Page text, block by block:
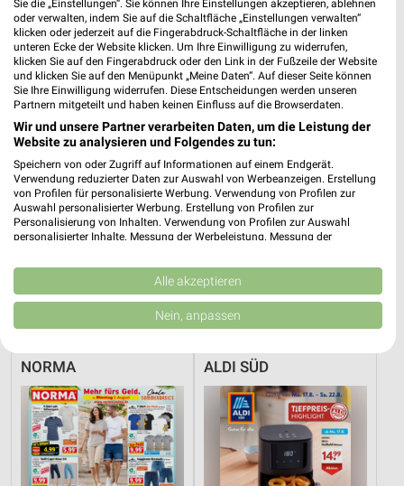
PENNY
3,8 km
Noch heute gültig
NORMA
Wochenend Spezial
Noch heute gültig
NORMA ALDI SÜD
Sie die „Einstellungen“. Sie können Ihre Einstellungen akzeptieren, ablehnen
oder verwalten, indem Sie auf die Schaltfläche „Einstellungen verwalten“
klicken oder jederzeit auf die Fingerabdruck-Schaltfläche in der linken
unteren Ecke der Website klicken. Um Ihre Einwilligung zu widerrufen,
klicken Sie auf den Fingerabdruck oder den Link in der Fußzeile der Website
und klicken Sie auf den Menüpunkt „Meine Daten“. Auf dieser Seite können
Sie Ihre Einwilligung widerrufen. Diese Entscheidungen werden unseren
Partnern mitgeteilt und haben keinen Einfluss auf die Browserdaten.
Wir und unsere Partner verarbeiten Daten, um die Leistung der
Website zu analysieren und Folgendes zu tun:
Speichern von oder Zugriff auf Informationen auf einem Endgerät.
Verwendung reduzierter Daten zur Auswahl von Werbeanzeigen. Erstellung
von Profilen für personalisierte Werbung. Verwendung von Profilen zur
Auswahl personalisierter Werbung. Erstellung von Profilen zur
Personalisierung von Inhalten. Verwendung von Profilen zur Auswahl
personalisierter Inhalte. Messung der Werbeleistung. Messung der
Kombinationen von Daten aus verschiedenen Quellen. Entwicklung und
Verbesserung der Angebote. Verwendung reduzierter Daten zur Auswahl
von Inhalten.
Daten können außerhalb der Europäischen Union weitergegeben und in die
USA gesendet werden.
Website/App.
Wir nutzen Ihre Daten für folgende Zwecke:
IAB-Verarbeitungszwecke:
Speichern von oder Zugriff auf Informationen
auf einem Endgerät
Alle akzeptieren
Nein, anpassen